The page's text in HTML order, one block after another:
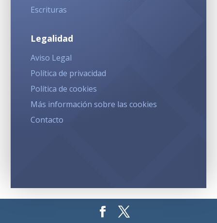
Escrituras
Legalidad
Aviso Legal
Política de privacidad
Política de cookies
Más información sobre las cookies
Contacto